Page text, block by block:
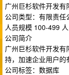
广州巨杉软件开发有
公司类型：有限责
人员规模 100-499 人
公司简介
广州巨杉软件开发
持，加速企业用户的
公司标签：数据库